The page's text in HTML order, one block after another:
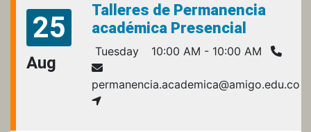
25
Aug
Talleres de Permanencia
académica Presencial
Tuesday 10:00 AM - 10:00 AM
permanencia.academica@amigo.edu.co